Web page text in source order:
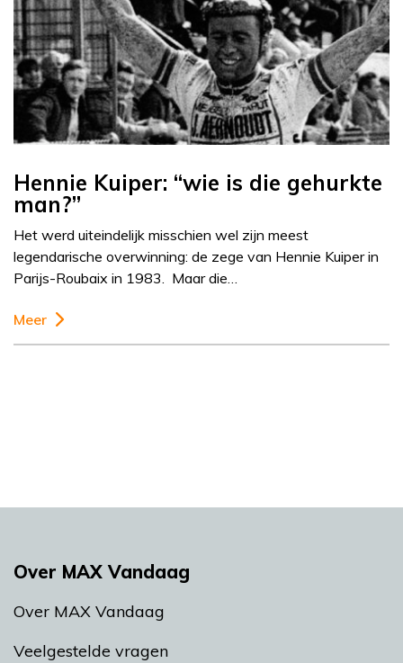
Hennie Kuiper: “wie is die gehurkte
man?”
Het werd uiteindelijk misschien wel zijn meest
legendarische overwinning: de zege van Hennie Kuiper in
Parijs-Roubaix in 1983. Maar die…
Meer
Over MAX Vandaag
Over MAX Vandaag
Veelgestelde vragen